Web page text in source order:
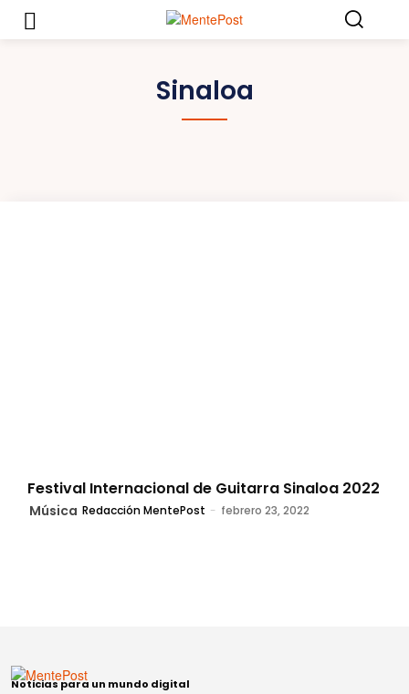
Sinaloa
Festival Internacional de Guitarra Sinaloa 2022
Música Redacción MentePost - febrero 23, 2022
Noticias para un mundo digital